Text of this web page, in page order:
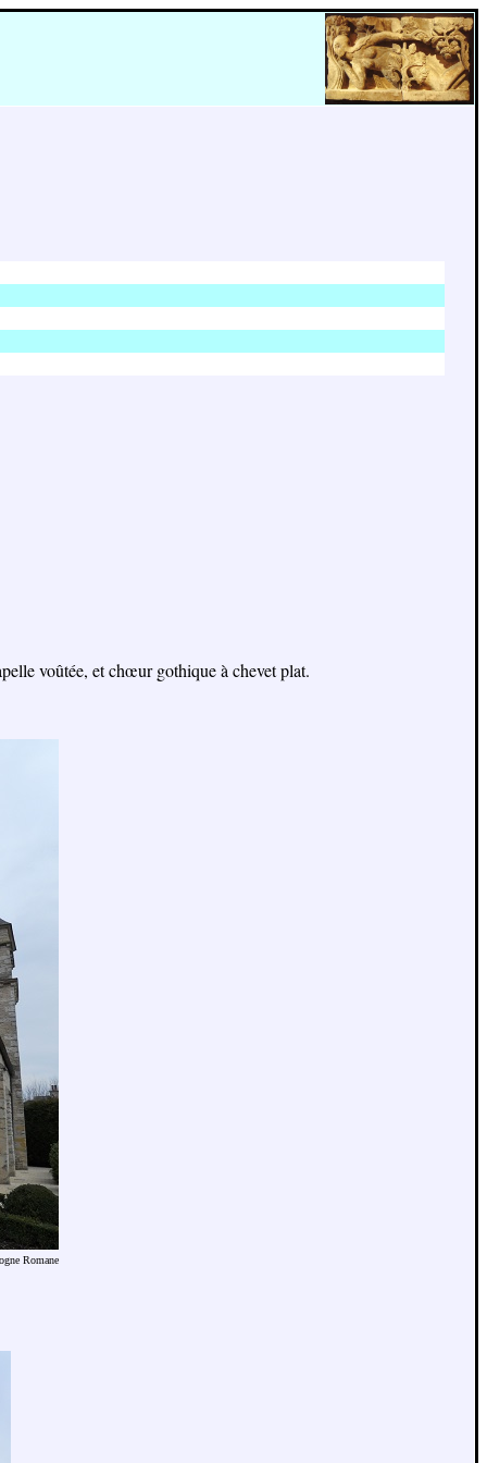
voûtée, et chœur gothique à chevet plat.
Romane